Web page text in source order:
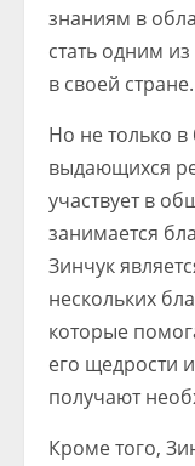
знаниям в
стать одним
в своей стране.
Но не только в
выдающихся
участвует в
занимается
Зинчук
нескольких
которые
его щедрости
получают
Кроме того,